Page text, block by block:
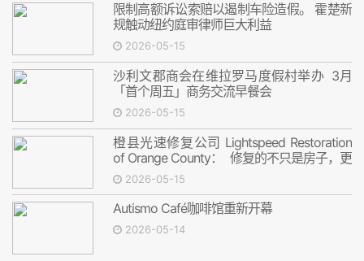
限制高额诉讼索赔以遏制车险造假。 霍楚新
规触动纽约庭审律师巨大利益
2026-05-15
沙利文郡商会在维拉罗马度假村举办 3月
「首个周五」商务交流早餐会
2026-05-15
橙县光速修复公司 Lightspeed Restoration
of Orange County： 修复的不只是房子，更
是安心
2026-05-15
Autismo Café咖啡馆重新开幕
2026-05-14